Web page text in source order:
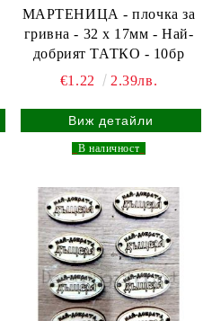
МАРТЕНИЦА - плочка за
гривна - 32 х 17мм - Най-
добрият ТАТКО - 10бр
€1.22
2.39лв.
Виж детайли
В наличност